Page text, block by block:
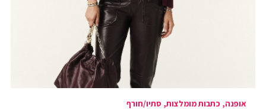
אופנה כתבות מומלצות סתיו/חורף